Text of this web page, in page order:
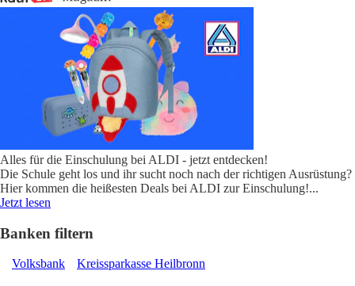
Alles für die Einschulung bei ALDI - jetzt entdecken!
Die Schule geht los und ihr sucht noch nach der richtigen Ausrüstung?
Hier kommen die heißesten Deals bei ALDI zur Einschulung!...
Jetzt lesen
Banken filtern
Volksbank Kreissparkasse Heilbronn